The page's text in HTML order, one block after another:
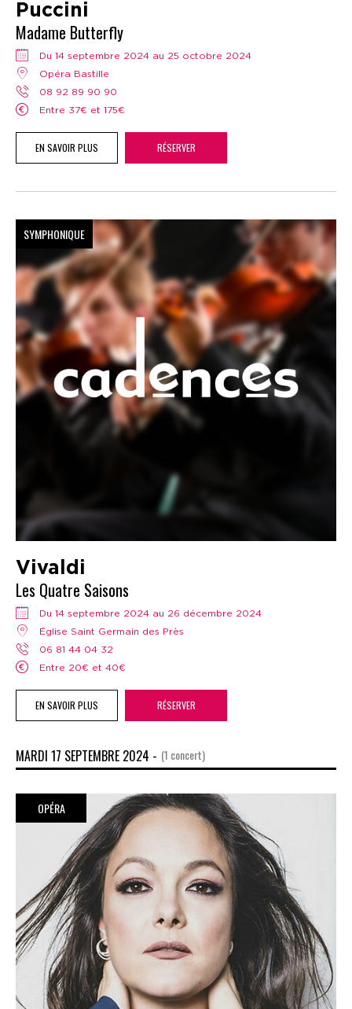
Puccini
Madame Butterfly
Du 14 septembre 2024 au 25 octobre 2024
Opéra Bastille
08 92 89 90 90
Entre 37€ et 175€
EN SAVOIR PLUS RÉSERVER
SYMPHONIQUE
Vivaldi
Les Quatre Saisons
Du 14 septembre 2024 au 26 décembre 2024
Église Saint Germain des Près
06 81 44 04 32
Entre 20€ et 40€
EN SAVOIR PLUS RÉSERVER
MARDI 17 SEPTEMBRE 2024 - (1 concert)
OPÉRA